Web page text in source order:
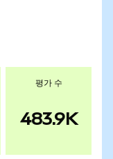
평가 수
483.9K